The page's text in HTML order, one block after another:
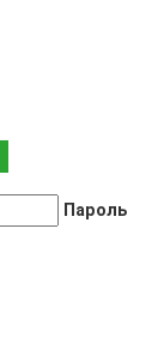
Пароль